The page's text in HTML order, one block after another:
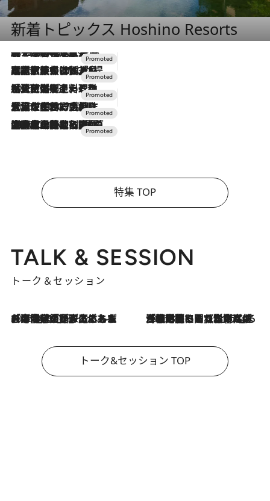
新着トピックス Hoshino Resorts
2026.8.7
【トンボの足水浴】ヒノキの香りに包まれて涼感マックス！約13℃の湧水かけ流しを避暑地「星野温泉 トンボの湯」で体験
2026.7.31
【ホテル帰省】という選択肢をOMOが提案。家族とほどよい距離を保つには「昼は実家、夜は気兼ねなくホテルで！」
2026.7.24
【夏限定ディナーコース】旬を迎える稚鮎や花ズッキーニなどをイタリア・トスカーナの郷土料理の手法で満喫！
2026.7.17
「土佐和ハーブかき氷」がOMO7高知に登場！生姜、山椒、大葉など目にも舌にも涼を呼ぶ郷土の味
2026.7.10
NEW OPEN！【界 草津】名湯の地に誕生。趣の異なる2種の温泉と上州ならではの会席・蕎麦割烹など美食を味わう究極の癒やし旅
特集 TOP
TALK & SESSION
トーク＆セッション
2026.8.3
「今後値上げがあるとすれば…」「リスクがあるのは今年の冬」エネルギー専門家が語る、ホルムズ海峡封鎖が家庭にもたらす“ある心配” 2026.8.3
「住宅建てられない…」「サーチャージ料の高値が続いている」ホルムズ海峡封鎖による影響はいつまで続く？《エネルギー専門家に聞く“どうなる日本の暮らし”》
トーク&セッション TOP